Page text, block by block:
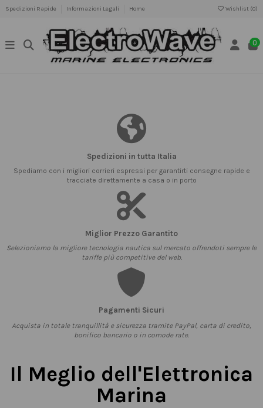
Spedizioni Rapide Informazioni Legali Home Wishlist (0)
0
Spedizioni in tutta Italia
Spediamo con i migliori corrieri espressi per garantirti consegne rapide e
tracciate direttamente a casa o in porto
Miglior Prezzo Garantito
Selezioniamo la migliore tecnologia nautica sul mercato offrendoti sempre le
tariffe più competitive del web.
Pagamenti Sicuri
Acquista in totale tranquillità e sicurezza tramite PayPal, carta di credito,
bonifico bancario o in comode rate.
Il Meglio dell'Elettronica
Marina